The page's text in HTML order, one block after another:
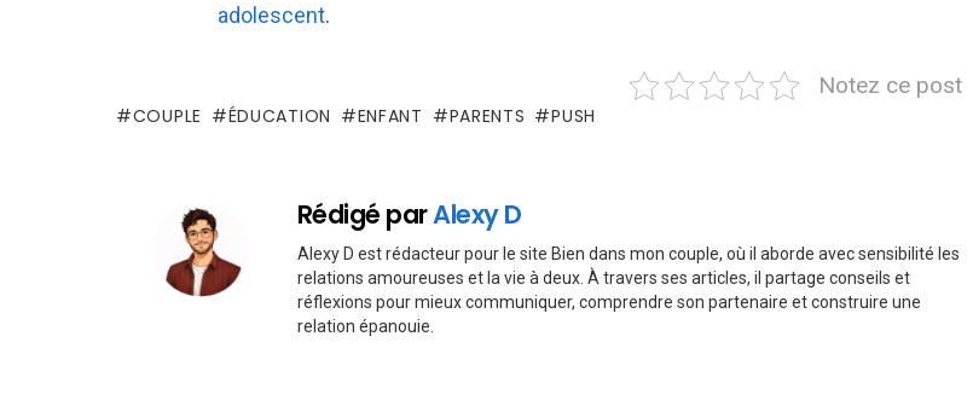
adolescent.
Notez ce post
COUPLE ÉDUCATION ENFANT PARENTS PUSH
Rédigé parAlexy D
Alexy D est rédacteur pour le site Bien dans mon couple, où il aborde avec sensibilité les
relations amoureuses et la vie à deux. À travers ses articles, il partage conseils et
réflexions pour mieux communiquer, comprendre son partenaire et construire une
relation épanouie.